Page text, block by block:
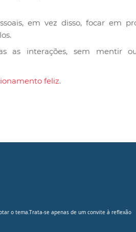
em vez disso, focar em
as interações, sem mentir
feliz.
o tema.Trata-se apenas de um convite à reflexão